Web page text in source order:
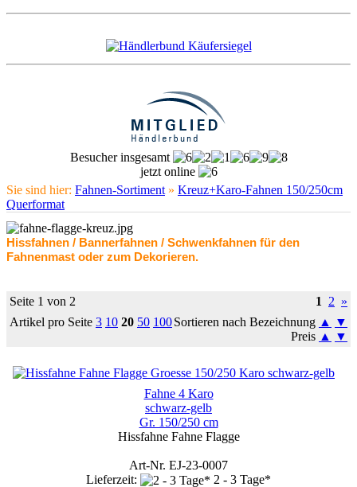
Besucher insgesamt
jetzt online
Sie sind hier: Fahnen-Sortiment » Kreuz+Karo-Fahnen 150/250cm
Querformat
Hissfahnen / Bannerfahnen / Schwenkfahnen für den
Fahnenmast oder zum Dekorieren.
Seite 1 von 2 1 2 »
Artikel pro Seite 3 10 20 50 100Sortieren nach Bezeichnung ▲
▼
Preis ▲ ▼
Fahne 4 Karo
schwarz-gelb
Gr. 150/250 cm
Hissfahne Fahne Flagge
Art-Nr. EJ-23-0007
Lieferzeit:
2 - 3 Tage*